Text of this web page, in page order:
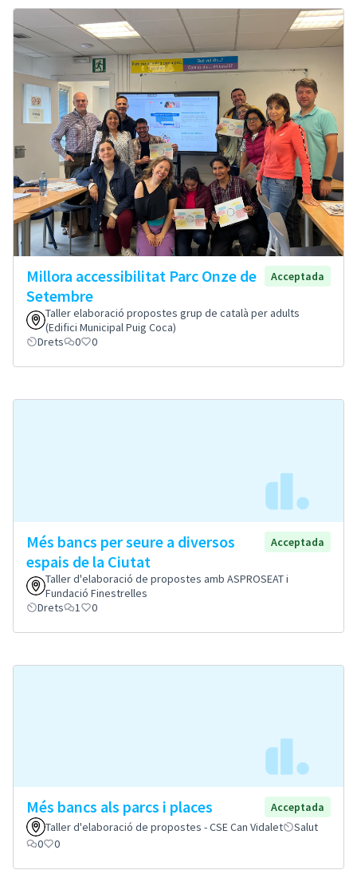
Millora accessibilitat Parc Onze de
Setembre
Acceptada
Taller elaboració propostes grup de català per adults
(Edifici Municipal Puig Coca)
Drets
0 0
Més bancs per seure a diversos
espais de la Ciutat
Acceptada
Taller d'elaboració de propostes amb ASPROSEAT i
Fundació Finestrelles
Drets
1 0
Més bancs als parcs i places
Acceptada
Taller d'elaboració de propostes - CSE Can Vidalet
Salut
0
0